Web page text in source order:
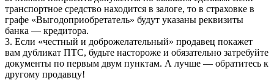
транспортное средство находится в залоге, то в страховке в
графе «Выгодоприобретатель» будут указаны реквизиты
банка — кредитора.
3. Если «честный и доброжелательный» продавец покажет
вам дубликат ПТС, будьте настороже и обязательно затребуйте
документы по первым двум пунктам. А лучше — обратитесь к
другому продавцу!